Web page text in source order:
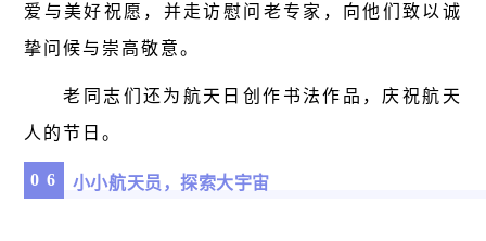
爱与美好祝愿，并走访慰问老专家，向他们致以诚
挚问候与崇高敬意。
老同志们还为航天日创作书法作品，庆祝航天
人的节日。
0 6 小小航天员，探索大宇宙